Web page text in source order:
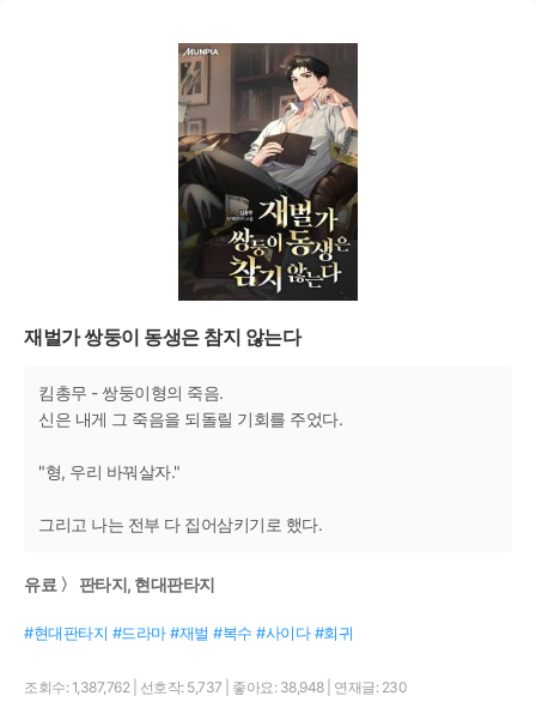
재벌가 쌍둥이 동생은 참지 않는다
킴총무 - 쌍둥이형의 죽음.
신은 내게 그 죽음을 되돌릴 기회를 주었다.
"형, 우리 바꿔살자."
그리고 나는 전부 다 집어삼키기로 했다.
유료 〉 판타지, 현대판타지
#현대판타지 #드라마 #재벌 #복수 #사이다 #회귀
조회수: 1,387,762 선호작: 5,737 좋아요: 38,948 연재글: 230